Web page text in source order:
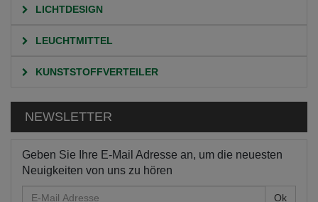
LICHTDESIGN
LEUCHTMITTEL
KUNSTSTOFFVERTEILER
NEWSLETTER
Geben Sie Ihre E-Mail Adresse an, um die neuesten
Neuigkeiten von uns zu hören